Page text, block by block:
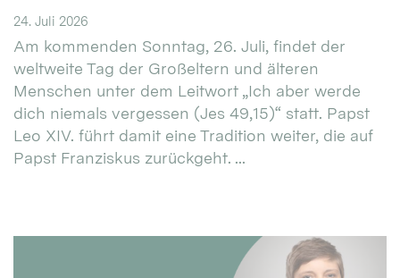
24. Juli 2026
Am kommenden Sonntag, 26. Juli, findet der
weltweite Tag der Großeltern und älteren
Menschen unter dem Leitwort „Ich aber werde
dich niemals vergessen (Jes 49,15)“ statt. Papst
Leo XIV. führt damit eine Tradition weiter, die auf
Papst Franziskus zurückgeht. ...